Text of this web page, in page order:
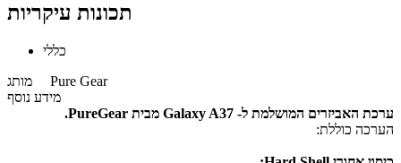
תכונות עיקריות
כללי
מותג Pure Gear
מידע נוסף
ערכת האביזרים המושלמת ל- Galaxy A37 מבית PureGear.
הערכה כוללת: